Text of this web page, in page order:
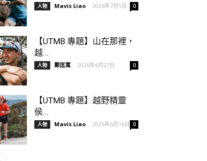
人物 Mavis Liao - 2026年7月1日 0
【UTMB 專題】山在那裡，
越...
人物 鄭匡寓 - 2026年6月27日 0
【UTMB 專題】越野精靈
侯...
人物 Mavis Liao - 2026年6月16日 0